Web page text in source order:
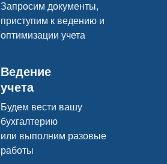
Запросим документы,
приступим к ведению и
оптимизации учета
Ведение
учета
Будем вести вашу
бухгалтерию
или выполним разовые
работы